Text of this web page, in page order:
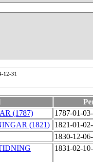
12-31
(1787) 1787-01-
(1821) 1821-01-
1830-12-
1831-02-